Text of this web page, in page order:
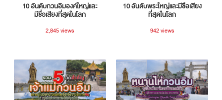
10 อันดับกวนอิมองค์ใหญ่และ
มีชื่อเสียงที่สุดในโลก
2,845 views
10 อันดับพระใหญ่และมีชื่อเสียง
ที่สุดในโลก
942 views